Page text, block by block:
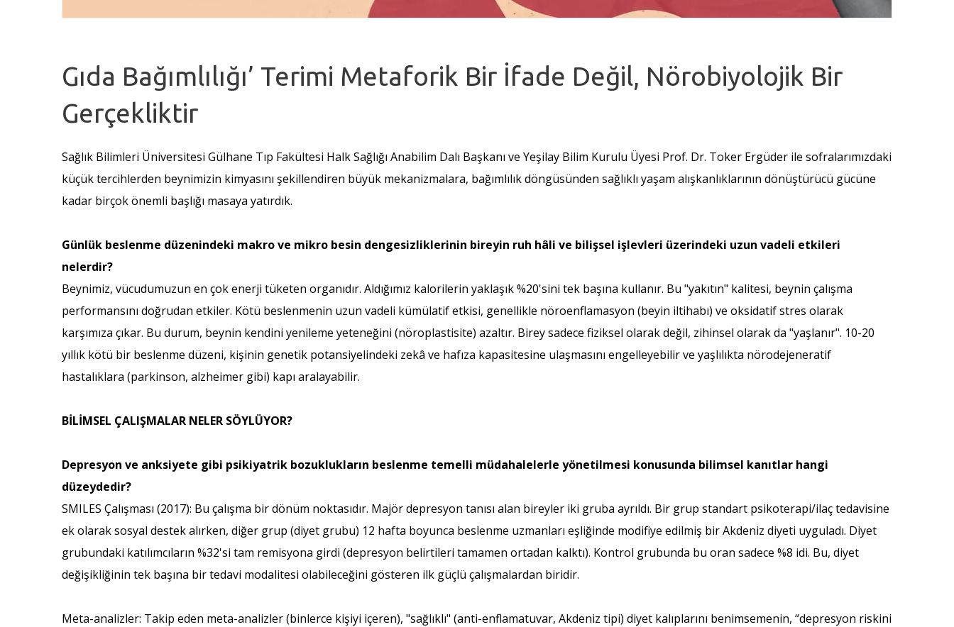
Gıda Bağımlılığı’ Terimi Metaforik Bir İfade Değil, Nörobiyolojik Bir
Gerçekliktir
Sağlık Bilimleri Üniversitesi Gülhane Tıp Fakültesi Halk Sağlığı Anabilim Dalı Başkanı ve Yeşilay Bilim Kurulu Üyesi Prof. Dr. Toker Ergüder ile sofralarımızdaki
küçük tercihlerden beynimizin kimyasını şekillendiren büyük mekanizmalara, bağımlılık döngüsünden sağlıklı yaşam alışkanlıklarının dönüştürücü gücüne
kadar birçok önemli başlığı masaya yatırdık.
Günlük beslenme düzenindeki makro ve mikro besin dengesizliklerinin bireyin ruh hâli ve bilişsel işlevleri üzerindeki uzun vadeli etkileri
nelerdir?
Beynimiz, vücudumuzun en çok enerji tüketen organıdır. Aldığımız kalorilerin yaklaşık %20'sini tek başına kullanır. Bu "yakıtın" kalitesi, beynin çalışma
performansını doğrudan etkiler. Kötü beslenmenin uzun vadeli kümülatif etkisi, genellikle nöroenflamasyon (beyin iltihabı) ve oksidatif stres olarak
karşımıza çıkar. Bu durum, beynin kendini yenileme yeteneğini (nöroplastisite) azaltır. Birey sadece fiziksel olarak değil, zihinsel olarak da "yaşlanır". 10-20
yıllık kötü bir beslenme düzeni, kişinin genetik potansiyelindeki zekâ ve hafıza kapasitesine ulaşmasını engelleyebilir ve yaşlılıkta nörodejeneratif
hastalıklara (parkinson, alzheimer gibi) kapı aralayabilir.
BİLİMSEL ÇALIŞMALAR NELER SÖYLÜYOR?
Depresyon ve anksiyete gibi psikiyatrik bozuklukların beslenme temelli müdahalelerle yönetilmesi konusunda bilimsel kanıtlar hangi
düzeydedir?
SMILES Çalışması (2017): Bu çalışma bir dönüm noktasıdır. Majör depresyon tanısı alan bireyler iki gruba ayrıldı. Bir grup standart psikoterapi/ilaç tedavisine
ek olarak sosyal destek alırken, diğer grup (diyet grubu) 12 hafta boyunca beslenme uzmanları eşliğinde modifiye edilmiş bir Akdeniz diyeti uyguladı. Diyet
grubundaki katılımcıların %32'si tam remisyona girdi (depresyon belirtileri tamamen ortadan kalktı). Kontrol grubunda bu oran sadece %8 idi. Bu, diyet
değişikliğinin tek başına bir tedavi modalitesi olabileceğini gösteren ilk güçlü çalışmalardan biridir.
Meta-analizler: Takip eden meta-analizler (binlerce kişiyi içeren), "sağlıklı" (anti-enflamatuvar, Akdeniz tipi) diyet kalıplarını benimsemenin, “depresyon riskini